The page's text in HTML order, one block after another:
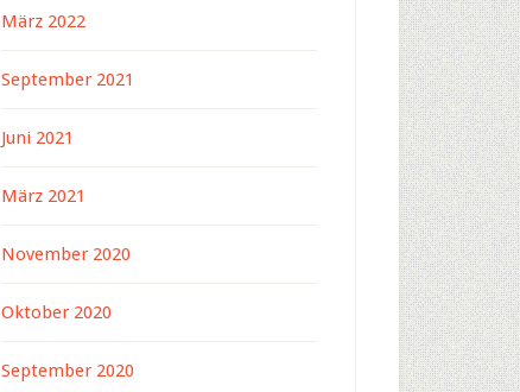
März 2022
September 2021
Juni 2021
März 2021
November 2020
Oktober 2020
September 2020